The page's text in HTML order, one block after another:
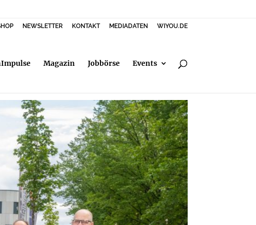
NEWSLETTER KONTAKT MEDIADATEN WIYOU.DE
Magazin Jobbörse Events